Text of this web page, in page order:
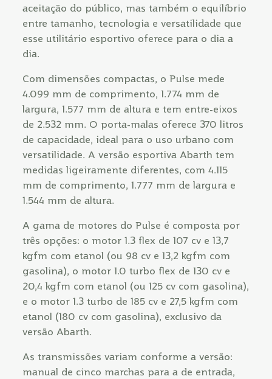
aceitação do público, mas também o equilíbrio
entre tamanho, tecnologia e versatilidade que
esse utilitário esportivo oferece para o dia a
dia.
Com dimensões compactas, o Pulse mede
4.099 mm de comprimento, 1.774 mm de
largura, 1.577 mm de altura e tem entre-eixos
de 2.532 mm. O porta-malas oferece 370 litros
de capacidade, ideal para o uso urbano com
versatilidade. A versão esportiva Abarth tem
medidas ligeiramente diferentes, com 4.115
mm de comprimento, 1.777 mm de largura e
1.544 mm de altura.
A gama de motores do Pulse é composta por
três opções: o motor 1.3 flex de 107 cv e 13,7
kgfm com etanol (ou 98 cv e 13,2 kgfm com
gasolina), o motor 1.0 turbo flex de 130 cv e
20,4 kgfm com etanol (ou 125 cv com gasolina),
e o motor 1.3 turbo de 185 cv e 27,5 kgfm com
etanol (180 cv com gasolina), exclusivo da
versão Abarth.
As transmissões variam conforme a versão:
manual de cinco marchas para a de entrada,